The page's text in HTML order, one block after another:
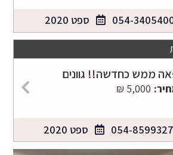
054- ספט 2020
ממש כחדשה!! גוונים
5,000 ₪
054-8599327 ספט 2020